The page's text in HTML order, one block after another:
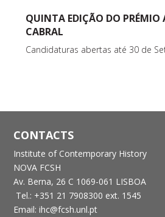
QUINTA EDIÇÃO DO PRÉMIO
CABRAL
Candidaturas abertas até 30 de
CONTACTS
Institute of Contemporary History
NOVA FCSH
Av. Berna, 26 C 1069-061 LISBOA
Tel.: +351 21 7908300 ext. 1545
Email: ihc@fcsh.unl.pt